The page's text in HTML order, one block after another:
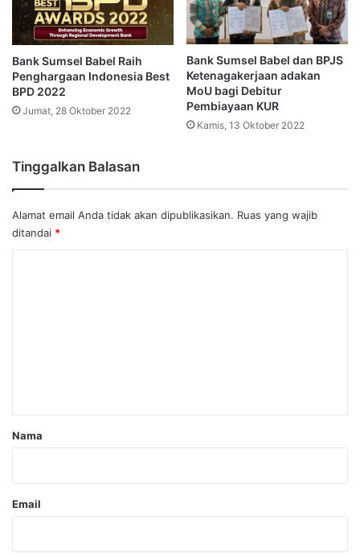
Bank Sumsel Babel Raih
Penghargaan Indonesia Best
BPD 2022
Jumat, 28 Oktober 2022
Bank Sumsel Babel dan BPJS
Ketenagakerjaan adakan
MoU bagi Debitur
Pembiayaan KUR
Kamis, 13 Oktober 2022
Tinggalkan Balasan
Alamat email Anda tidak akan dipublikasikan. Ruas yang wajib
ditandai *
rNama
Email